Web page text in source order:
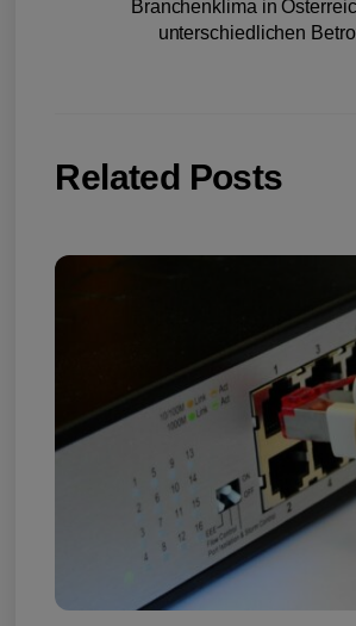
Branchenklima in
unterschiedlichen
Related Posts